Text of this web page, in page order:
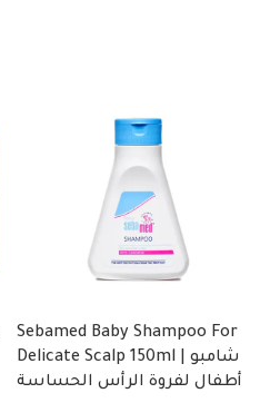
Sebamed Baby Shampoo For
Delicate Scalp 150ml | شامبو
أطفال لفروة الرأس الحساسة